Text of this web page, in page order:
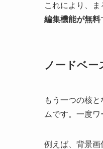
これにより、
編集機能が無料
ノードベー
もう一つの核
ムです。一度ワ
例えば、背景画